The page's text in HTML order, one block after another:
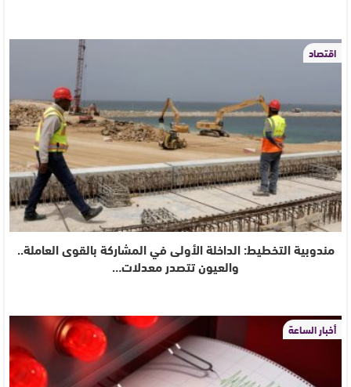
اقتصاد
مندوبية التخطيط: الداخلة الأولى في المشاركة بالقوى العاملة..
والعيون تتصدر معدلات…
أخبار الساعة